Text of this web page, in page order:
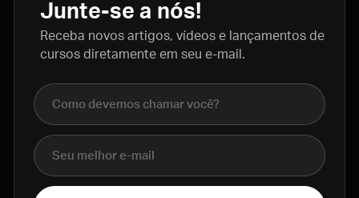
Junte-se a nós!
Receba novos artigos, vídeos e lançamentos de
cursos diretamente em seu e-mail.
Nome completo
E-mail